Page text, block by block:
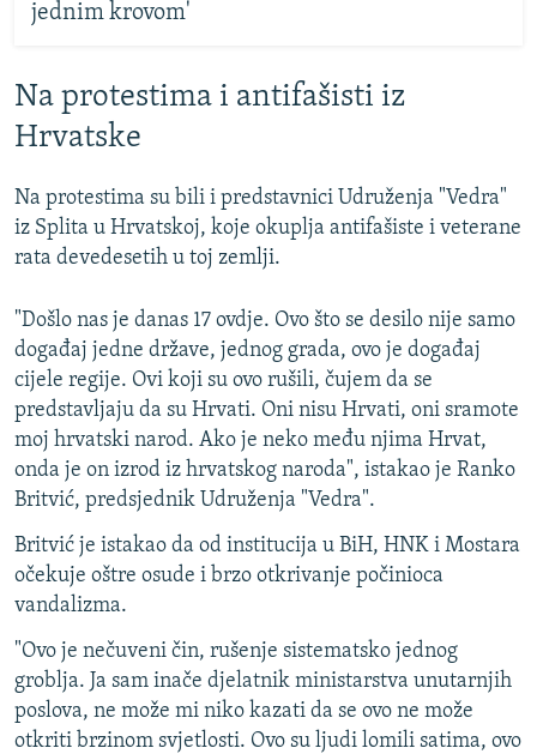
jednim krovom'
Na protestima i antifašisti iz
Hrvatske
Na protestima su bili i predstavnici Udruženja "Vedra"
iz Splita u Hrvatskoj, koje okuplja antifašiste i veterane
rata devedesetih u toj zemlji.
"Došlo nas je danas 17 ovdje. Ovo što se desilo nije samo
događaj jedne države, jednog grada, ovo je događaj
cijele regije. Ovi koji su ovo rušili, čujem da se
predstavljaju da su Hrvati. Oni nisu Hrvati, oni sramote
moj hrvatski narod. Ako je neko među njima Hrvat,
onda je on izrod iz hrvatskog naroda", istakao je Ranko
Britvić, predsjednik Udruženja "Vedra".
Britvić je istakao da od institucija u BiH, HNK i Mostara
očekuje oštre osude i brzo otkrivanje počinioca
vandalizma.
"Ovo je nečuveni čin, rušenje sistematsko jednog
groblja. Ja sam inače djelatnik ministarstva unutarnjih
poslova, ne može mi niko kazati da se ovo ne može
otkriti brzinom svjetlosti. Ovo su ljudi lomili satima, ovo